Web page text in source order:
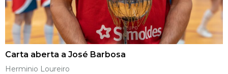
Carta aberta a José Barbosa
Herminio Loureiro